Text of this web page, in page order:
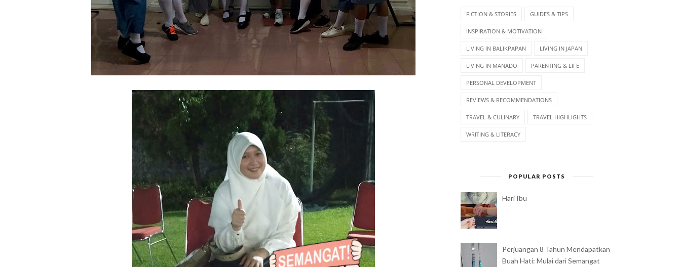
FICTION & STORIES GUIDES & TIPS
INSPIRATION & MOTIVATION
LIVING IN BALIKPAPAN LIVING IN JAPAN
LIVING IN MANADO PARENTING & LIFE
PERSONAL DEVELOPMENT
REVIEWS & RECOMMENDATIONS
TRAVEL & CULINARY TRAVEL HIGHLIGHTS
WRITING & LITERACY
POPULAR POSTS
Hari Ibu
Perjuangan 8 Tahun Mendapatkan
Buah Hati: Mulai dari Semangat